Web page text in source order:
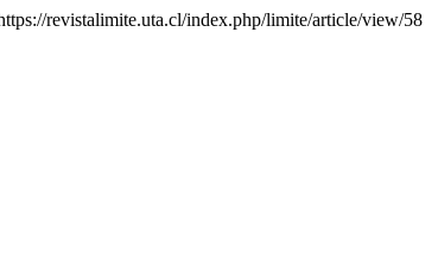
revistalimite.uta.cl/index.php/limite/article/view/58